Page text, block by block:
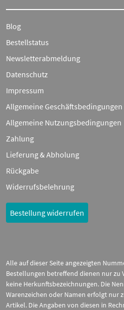
Blog
Bestellstatus
Newsletterabmeldung
Datenschutz
Impressum
Allgemeine Geschäftsbedingungen
Allgemeine Nutzungsbedingungen
Zahlung
Lieferung & Abholung
Rückgabe
Widerrufsbelehrung
Bestellung widerrufen
Alle auf dieser Seite angezeigten
Bestellungen betreffend dienen nur zu
keine Herkunftsbezeichnungen. Die
Warenzeichen oder Namen erfolgt nur
Artikel. Die Angaben von diesen in